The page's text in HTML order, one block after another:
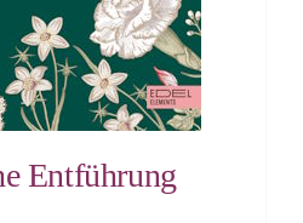
Entführung